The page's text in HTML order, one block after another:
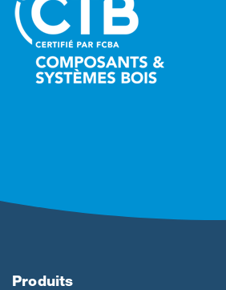
Produits